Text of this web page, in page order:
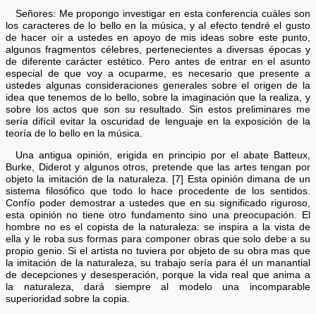
Señores: Me propongo investigar en esta conferencia cuáles son
los caracteres de lo bello en la música, y al efecto tendré el gusto
de hacer oír a ustedes en apoyo de mis ideas sobre este punto,
algunos fragmentos célebres, pertenecientes a diversas épocas y
de diferente carácter estético. Pero antes de entrar en el asunto
especial de que voy a ocuparme, es necesario que presente a
ustedes algunas consideraciones generales sobre el origen de la
idea que tenemos de lo bello, sobre la imaginación que la realiza, y
sobre los actos que son su resultado. Sin estos preliminares me
sería difícil evitar la oscuridad de lenguaje en la exposición de la
teoría de lo bello en la música.
Una antigua opinión, erigida en principio por el abate Batteux,
Burke, Diderot y algunos otros, pretende que las artes tengan por
objeto la imitación de la naturaleza. [7] Esta opinión dimana de un
sistema filosófico que todo lo hace procedente de los sentidos.
Confío poder demostrar a ustedes que en su significado riguroso,
esta opinión no tiene otro fundamento sino una preocupación. El
hombre no es el copista de la naturaleza: se inspira a la vista de
ella y le roba sus formas para componer obras que solo debe a su
propio genio. Si el artista no tuviera por objeto de su obra mas que
la imitación de la naturaleza, su trabajo sería para él un manantial
de decepciones y desesperación, porque la vida real que anima a
la naturaleza, dará siempre al modelo una incomparable
superioridad sobre la copia.